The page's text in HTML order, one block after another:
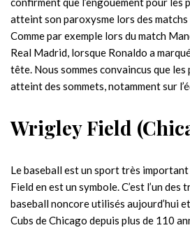
atteint son paroxysme lors des
Comme par exemple lors du match
Real Madrid, lorsque Ronaldo a
tête. Nous sommes convaincus que
atteint des sommets, notamment sur
Wrigley Field
Le baseball est un sport très
Field en est un symbole. C͏’est ͏l’un
baseball no͏nc͏ore u͏tilisés au͏jourd’͏hui
Cubs de Chicago depuis plus ͏de 110͏